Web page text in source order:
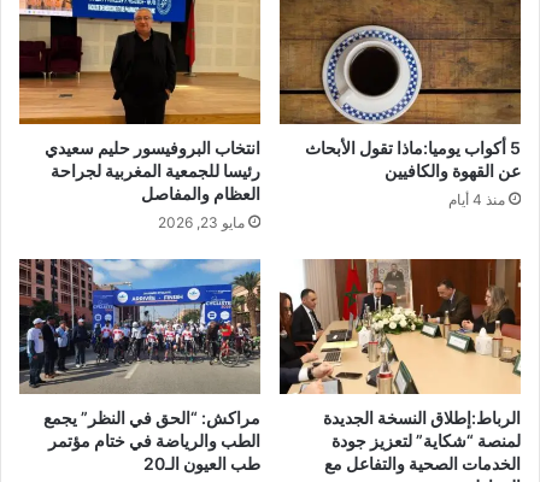
د
ي
ت
ر
أ
س
ب
ا
ب
ا
ط
ا
ف
ت
ت
ا
ح
ت
ظ
ا
ه
ر
ا
ت
ر
ي
ا
ض
ي
ة
ل
ك
5 أكواب يوميا:ماذا تقول الأبحاث
عن القهوة والكافيين
منذ 4 أيام
انتخاب البروفيسور حليم سعيدي
رئيسا للجمعية المغربية لجراحة
العظام والمفاصل
مايو 23, 2026
الرباط:إطلاق النسخة الجديدة
لمنصة “شكاية” لتعزيز جودة
الخدمات الصحية والتفاعل مع
مراكش: “الحق في النظر” يجمع
الطب والرياضة في ختام مؤتمر
طب العيون الـ20